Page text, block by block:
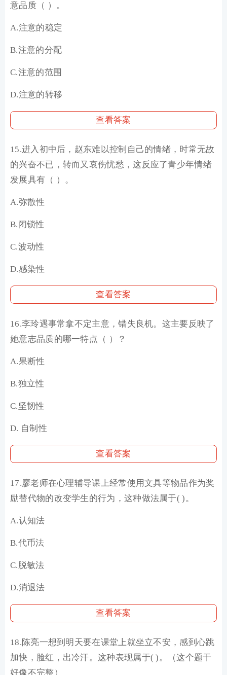
意品质（ ）。
A.注意的稳定
B.注意的分配
C.注意的范围
D.注意的转移
查看答案
15.进入初中后，赵东难以控制自己的情绪，时常无故
的兴奋不已，转而又哀伤忧愁，这反应了青少年情绪
发展具有（ ）。
A.弥散性
B.闭锁性
C.波动性
D.感染性
查看答案
16.李玲遇事常拿不定主意，错失良机。这主要反映了
她意志品质的哪一特点（ ）？
A.果断性
B.独立性
C.坚韧性
D. 自制性
查看答案
17.廖老师在心理辅导课上经常使用文具等物品作为奖
励替代物的改变学生的行为，这种做法属于( )。
A.认知法
B.代币法
C.脱敏法
D.消退法
查看答案
18.陈亮一想到明天要在课堂上就坐立不安，感到心跳
加快，脸红，出冷汗。这种表现属于( )。（这个题干
好像不完整）